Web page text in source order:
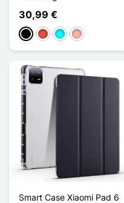
30,99 €
Schwarz
Rot CyanRoségold
Smart Case Xiaomi Pad 6